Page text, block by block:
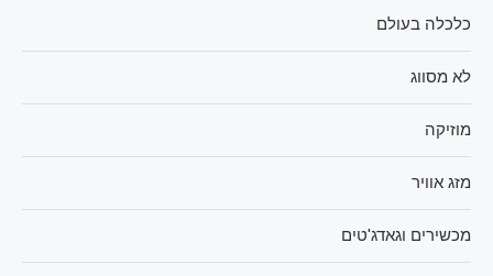
כלכלה בעולם
לא מסווג
מוזיקה
מזג אוויר
מכשירים וגאדג'טים